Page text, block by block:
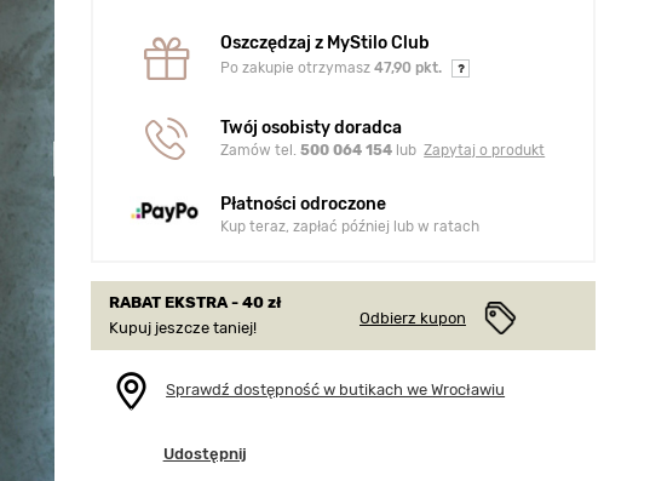
Oszczędzaj z MyStilo Club
Po zakupie otrzymasz 47,90 pkt.
Twój osobisty doradca
Zamów tel.500 064 154 lub Zapytaj o produkt
Płatności odroczone
Kup teraz, zapłać później lub w ratach
RABAT EKSTRA - 40 zł
Kupuj jeszcze taniej!
Odbierz kupon
Sprawdź dostępność w butikach we Wrocławiu
Udostępnij